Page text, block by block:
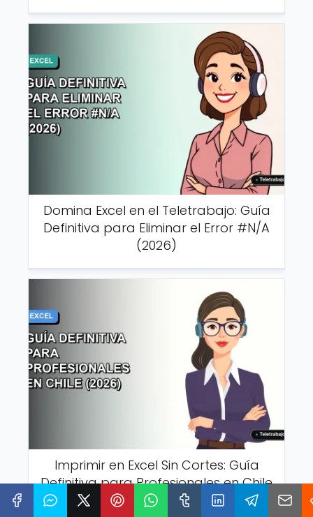
Domina Excel en el Teletrabajo: Guía
Definitiva para Eliminar el Error #N/A
(2026)
Imprimir en Excel Sin Cortes: Guía
Definitiva para Profesionales en Chile
(2026)